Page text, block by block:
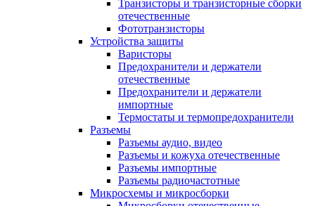
Транзисторы и транзисторные сборки
отечественные
Фототранзисторы
Устройства защиты
Варисторы
Предохранители и держатели
отечественные
Предохранители и держатели
импортные
Термостаты и термопредохранители
Разъемы
Разъемы аудио, видео
Разъемы и кожуха отечественные
Разъемы импортные
Разъемы радиочастотные
Микросхемы и микросборки